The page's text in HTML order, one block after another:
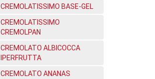
CREMOLATISSIMO BASE-GEL
CREMOLATISSIMO
CREMOLPAN
CREMOLATO ALBICOCCA
IPERFRUTTA
CREMOLATO ANANAS